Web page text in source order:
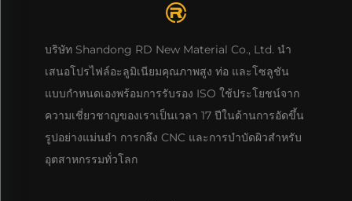
บริษัท Shandong RD New Material Co., Ltd. นำ
เสนอโปรไฟล์อะลูมิเนียมคุณภาพสูง ท่อ และโซลูชัน
แบบกำหนดเองพร้อมการรับรอง ISO ใช้ประโยชน์จาก
ความเชี่ยวชาญของเราเป็นเวลา 17 ปีในด้านการอัดขึ้น
รูปอย่างแม่นยำ การกลึง CNC และการบำบัดผิวสำหรับ
อุตสาหกรรมทั่วโลก